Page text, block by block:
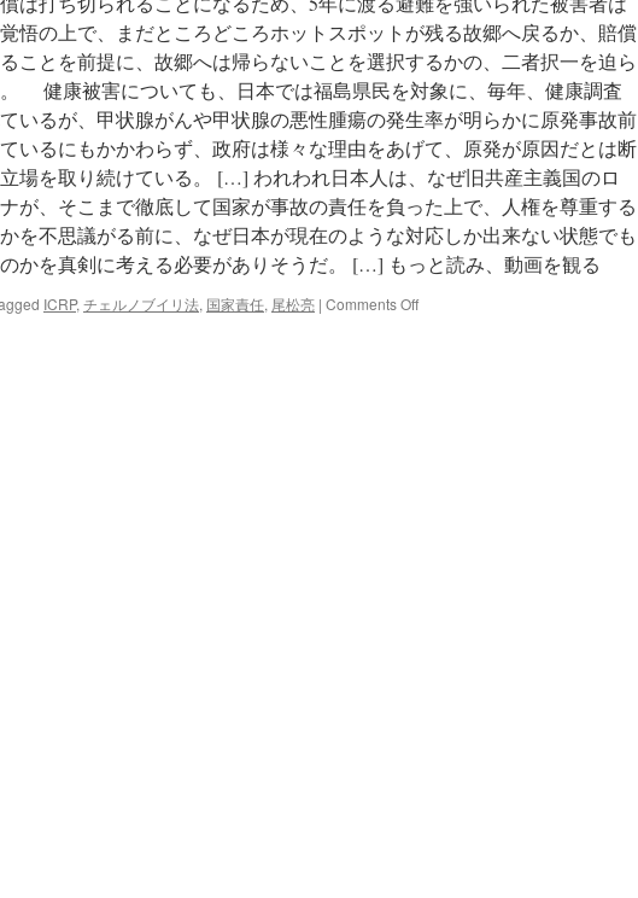
ブ
イ
リ・
デ
ー
タ』
＝
日
野
行
介、
尾
松
悟の上で、まだところどころホットスポットが残る故郷へ戻るか、賠償
ことを前提に、故郷へは帰らないことを選択するかの、二者択一を迫ら
健康被害についても、日本では福島県民を対象に、毎年、健康調査
いるが、甲状腺がんや甲状腺の悪性腫瘍の発生率が明らかに原発事故前
いるにもかかわらず、政府は様々な理由をあげて、原発が原因だとは断
場を取り続けている。 […] われわれ日本人は、なぜ旧共産主義国のロ
が、そこまで徹底して国家が事故の責任を負った上で、人権を尊重する
を不思議がる前に、なぜ日本が現在のような対応しか出来ない状態でも
かを真剣に考える必要がありそうだ。 […] もっと読み、動画を観る
ICRP, チェルノブイリ法, 国家責任, 尾松亮 | Comments Offon